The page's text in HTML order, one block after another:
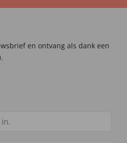
en ontvang als dank een